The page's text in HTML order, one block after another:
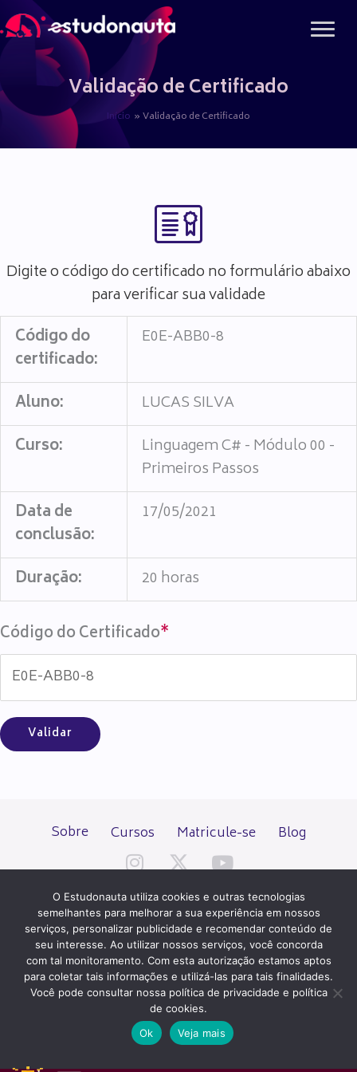
para
conteúdoValidação de Certificado
Início Validação de Certificado
Digite o código do certificado no formulário abaixo
para verificar sua validade
Código do
certificado:
E0E-ABB0-8
Aluno:
LUCAS SILVA
Curso:
Linguagem C# - Módulo 00 -
Primeiros Passos
Data de
conclusão:
17/05/2021
Duração: 20 horas
Código do Certificado*
Sobre Cursos Matricule-se Blog
Todos os direitos reservados desde 2000.
PATROCÍNIO E HOSPEDAGEM
O Estudonauta utiliza cookies e outras tecnologias
semelhantes para melhorar a sua experiência em nossos
serviços, personalizar publicidade e recomendar conteúdo de
seu interesse. Ao utilizar nossos serviços, você concorda
com tal monitoramento. Com esta autorização estamos aptos
para coletar tais informações e utilizá-las para tais finalidades.
Você pode consultar nossa política de privacidade e política
de cookies.
Ok
Veja mais